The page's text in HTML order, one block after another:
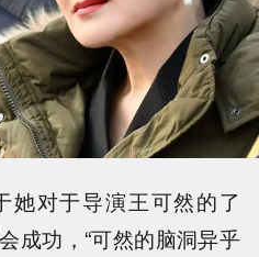
她对于导演王可然的了
成功，“可然的脑洞异乎